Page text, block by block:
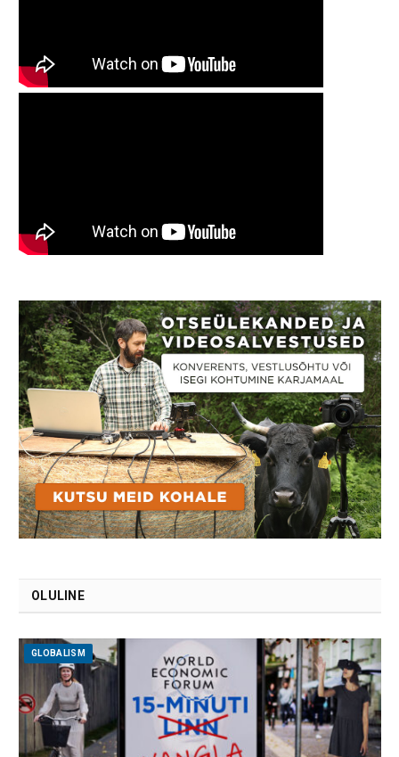
OLULINE
GLOBALISM